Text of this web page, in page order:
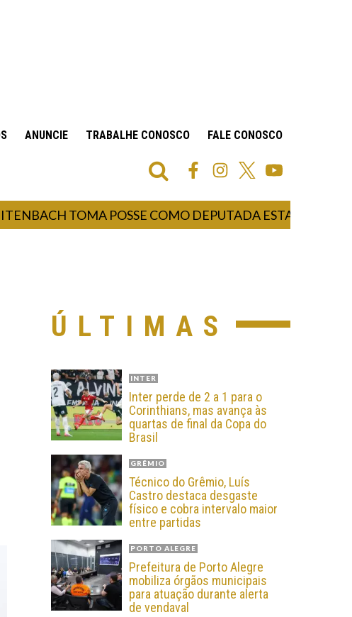
ANUNCIE TRABALHE CONOSCO FALE CONOSCO
TOMA POSSE COMO DEPUTADA ESTADUAL
ÚLTIMAS
INTER
Inter perde de 2 a 1 para o
Corinthians, mas avança às
quartas de final da Copa do
Brasil
GRÊMIO
Técnico do Grêmio, Luís
Castro destaca desgaste
físico e cobra intervalo maior
entre partidas
PORTO ALEGRE
Prefeitura de Porto Alegre
mobiliza órgãos municipais
para atuação durante alerta
de vendaval